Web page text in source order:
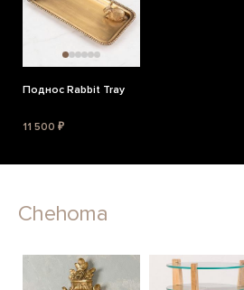
Поднос Rabbit Tray
11 500 ₽
Chehoma